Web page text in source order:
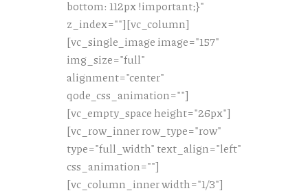
bottom: 112px !important;}"
z_index=""][vc_column]
[vc_single_image image="157"
img_size="full"
alignment="center"
qode_css_animation=""]
[vc_empty_space height="26px"]
[vc_row_inner row_type="row"
type="full_width" text_align="left"
css_animation=""]
[vc_column_inner width="1/3"]